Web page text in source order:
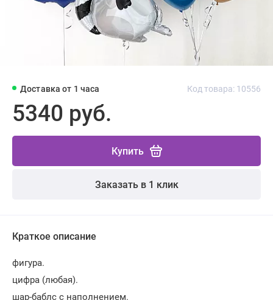
Доставка от 1 часа Код товара: 10556
5340 руб.
Купить
Заказать в 1 клик
Краткое описание
фигура.
цифра (любая).
шар-баблс с наполнением.